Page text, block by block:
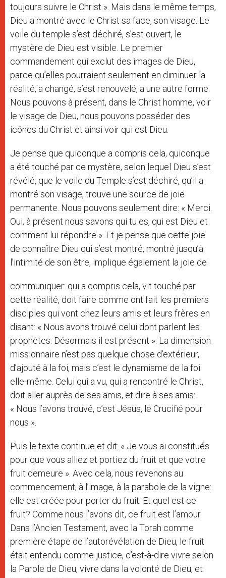
toujours suivre le Christ ». Mais dans le même temps,
Dieu a montré avec le Christ sa face, son visage. Le
voile du temple s’est déchiré, s’est ouvert, le
mystère de Dieu est visible. Le premier
commandement qui exclut des images de Dieu,
parce qu’elles pourraient seulement en diminuer la
réalité, a changé, s’est renouvelé, a une autre forme.
Nous pouvons à présent, dans le Christ homme, voir
le visage de Dieu, nous pouvons posséder des
icônes du Christ et ainsi voir qui est Dieu.
Je pense que quiconque a compris cela, quiconque
a été touché par ce mystère, selon lequel Dieu s’est
révélé, que le voile du Temple s’est déchiré, qu’il a
montré son visage, trouve une source de joie
permanente. Nous pouvons seulement dire: « Merci.
Oui, à présent nous savons qui tu es, qui est Dieu et
comment lui répondre ». Et je pense que cette joie
de connaître Dieu qui s’est montré, montré jusqu’à
l’intimité de son être, implique également la joie de
communiquer: qui a compris cela, vit touché par
cette réalité, doit faire comme ont fait les premiers
disciples qui vont chez leurs amis et leurs frères en
disant: « Nous avons trouvé celui dont parlent les
prophètes. Désormais il est présent ». La dimension
missionnaire n’est pas quelque chose d’extérieur,
d’ajouté à la foi, mais c’est le dynamisme de la foi
elle-même. Celui qui a vu, qui a rencontré le Christ,
doit aller auprès de ses amis, et dire à ses amis:
« Nous l’avons trouvé, c’est Jésus, le Crucifié pour
nous ».
Puis le texte continue et dit: « Je vous ai constitués
pour que vous alliez et portiez du fruit et que votre
fruit demeure ». Avec cela, nous revenons au
commencement, à l’image, à la parabole de la vigne:
elle est créée pour porter du fruit. Et quel est ce
fruit? Comme nous l’avons dit, ce fruit est l’amour.
Dans l’Ancien Testament, avec la Torah comme
première étape de l’autorévélation de Dieu, le fruit
était entendu comme justice, c’est-à-dire vivre selon
la Parole de Dieu, vivre dans la volonté de Dieu, et